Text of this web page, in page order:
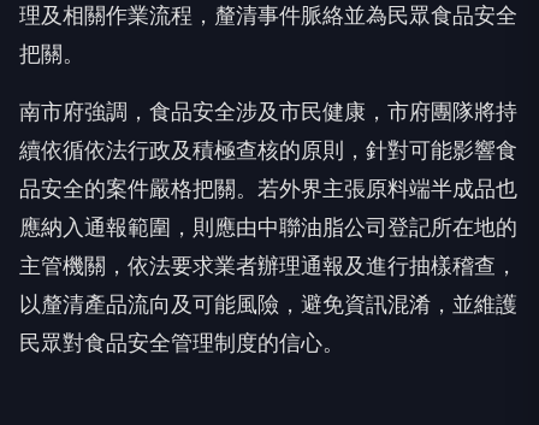
理及相關作業流程，釐清事件脈絡並為民眾食品安全
把關。
南市府強調，食品安全涉及市民健康，市府團隊將持
續依循依法行政及積極查核的原則，針對可能影響食
品安全的案件嚴格把關。若外界主張原料端半成品也
應納入通報範圍，則應由中聯油脂公司登記所在地的
主管機關，依法要求業者辦理通報及進行抽樣稽查，
以釐清產品流向及可能風險，避免資訊混淆，並維護
民眾對食品安全管理制度的信心。